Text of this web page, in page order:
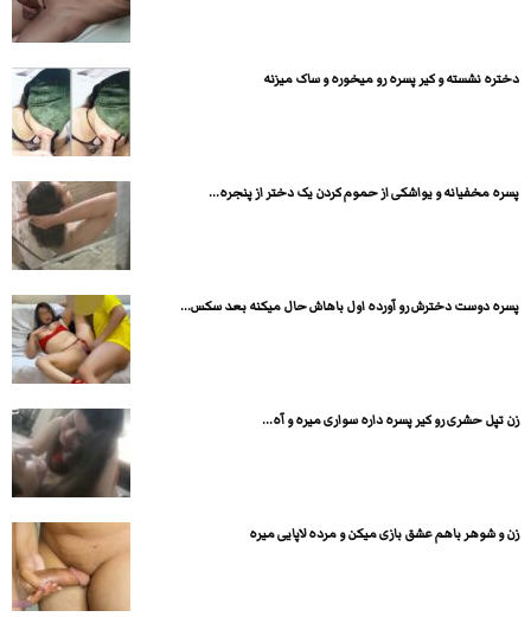
دختره نشسته و کیر پسره رو میخوره و ساک میزنه
پسره مخفیانه و یواشکی از حموم کردن یک دختر از پنجره...
پسره دوست دخترش رو آورده اول باهاش حال میکنه بعد سکس...
زن تپل حشری رو کیر پسره داره سواری میره و آه...
زن و شوهر باهم عشق بازی میکن و مرده لاپایی میره